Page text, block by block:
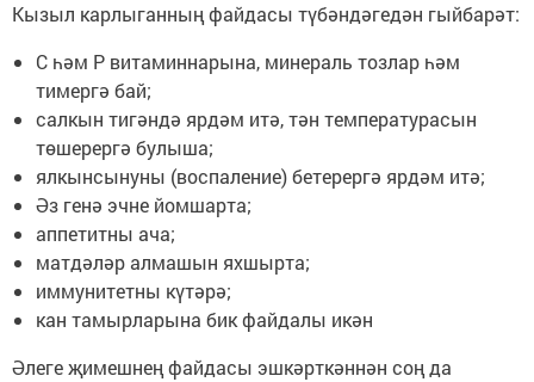
Кызыл карлыганның файдасы түбәндәгедән гыйбарәт:
С һәм Р витаминнарына, минераль тозлар һәм
тимергә бай;
салкын тигәндә ярдәм итә, тән температурасын
төшерергә булыша;
ялкынсынуны (воспаление) бетерергә ярдәм итә;
Әз генә эчне йомшарта;
аппетитны ача;
матдәләр алмашын яхшырта;
иммунитетны күтәрә;
кан тамырларына бик файдалы икән
Әлеге җимешнең файдасы эшкәрткәннән соң да